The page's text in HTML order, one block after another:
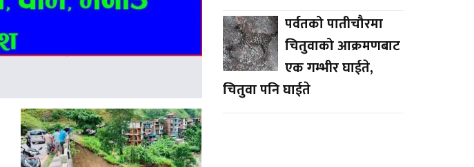
पर्वतको पातीचौरमा
चितुवाको आक्रमणबाट
एक गम्भीर घाईते,
चितुवा पनि घाईते